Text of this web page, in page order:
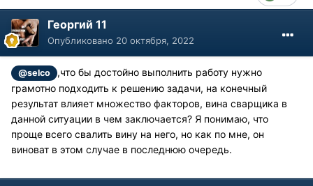
Георгий 11
Опубликовано 20 октября, 2022
@selco
,что бы достойно выполнить работу нужно
грамотно подходить к решению задачи, на конечный
результат влияет множество факторов, вина сварщика в
данной ситуации в чем заключается? Я понимаю, что
проще всего свалить вину на него, но как по мне, он
виноват в этом случае в последнюю очередь.